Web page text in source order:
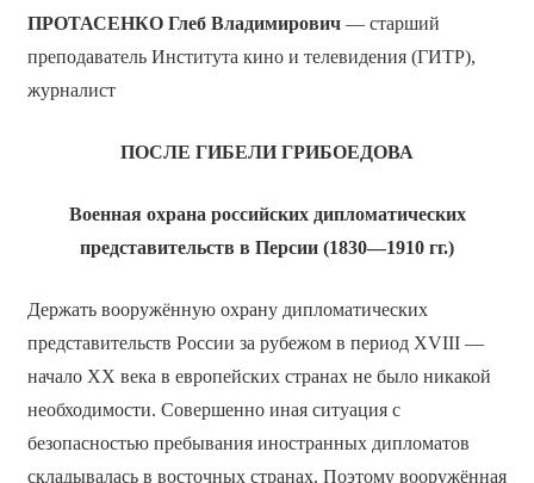
ПРОТАСЕНКО Глеб Владимирович— старший
преподаватель Института кино и телевидения (ГИТР),
журналист
ПОСЛЕ ГИБЕЛИ ГРИБОЕДОВА
Военная охрана российских дипломатических
представительств в Персии (1830—1910 гг.)
Держать вооружённую охрану дипломатических
представительств России за рубежом в период XVIII —
начало XX века в европейских странах не было никакой
необходимости. Совершенно иная ситуация с
безопасностью пребывания иностранных дипломатов
складывалась в восточных странах. Поэтому вооружённая